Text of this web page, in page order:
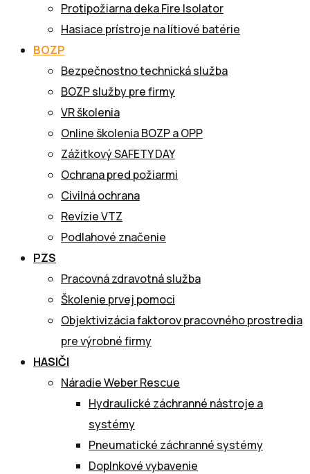
Protipožiarna deka Fire Isolator
Hasiace prístroje na lítiové batérie
BOZP
Bezpečnostno technická služba
BOZP služby pre firmy
VR školenia
Online školenia BOZP a OPP
Zážitkový SAFETY DAY
Ochrana pred požiarmi
Civilná ochrana
Revízie VTZ
Podlahové značenie
PZS
Pracovná zdravotná služba
Školenie prvej pomoci
Objektivizácia faktorov pracovného prostredia
pre výrobné firmy
HASIČI
Náradie Weber Rescue
Hydraulické záchranné nástroje a
systémy
Pneumatické záchranné systémy
Doplnkové vybavenie